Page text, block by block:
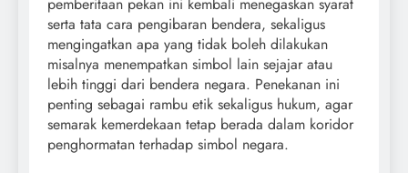
serta tata cara pengibaran bendera, sekaligus
mengingatkan apa yang tidak boleh dilakukan
misalnya menempatkan simbol lain sejajar atau
lebih tinggi dari bendera negara. Penekanan ini
penting sebagai rambu etik sekaligus hukum, agar
semarak kemerdekaan tetap berada dalam koridor
penghormatan terhadap simbol negara.